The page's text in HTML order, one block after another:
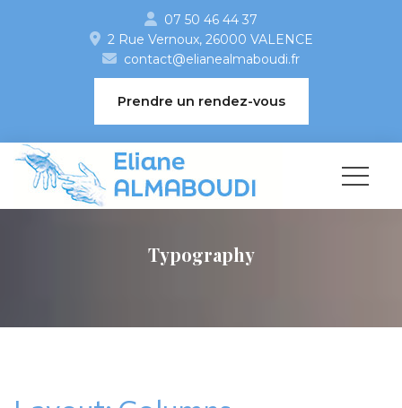
07 50 46 44 37
2 Rue Vernoux, 26000 VALENCE
contact@elianealmaboudi.fr
Prendre un rendez-vou
Typography